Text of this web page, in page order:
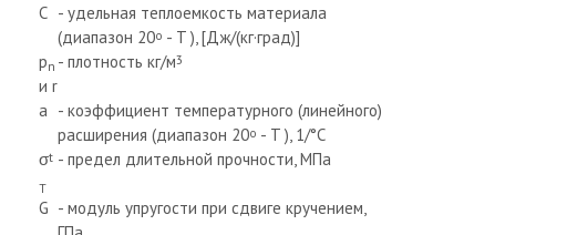
C - удельная теплоемкость материала
(диапазон 20o - T ), [Дж/(кг·град)]
pn
и r
- плотность кг/м3
а - коэффициент температурного (линейного)
расширения (диапазон 20o - T ), 1/°С
σt
Т
- предел длительной прочности, МПа
G - модуль упругости при сдвиге кручением,